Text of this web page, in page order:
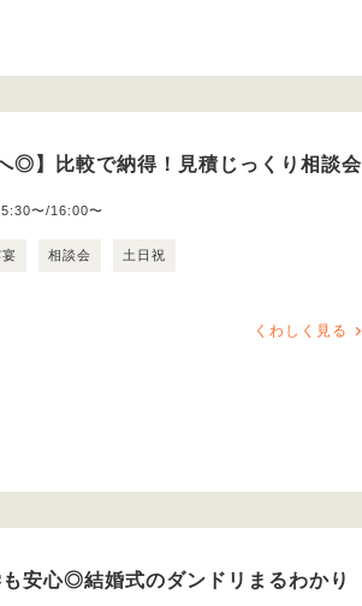
◎】比較で納得！見積じっくり相談会
〜/16:00〜
相談会 土日祝
くわしく見る
も安心◎結婚式のダンドリまるわかり